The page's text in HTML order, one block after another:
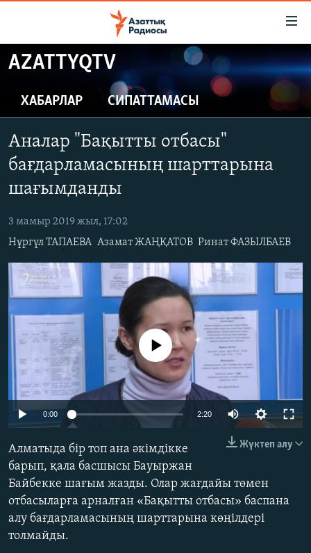
Skip
to
content
to
main
Navigation
Skip
Search
ЖАҢАЛЫҚТАР
САЯСАТ
ҚАҢТАР ОҚИҒАСЫ
АДАМ ҚҰҚЫҚТАРЫ
ӘЛЕМ
АРНАЙЫ ЖОБАЛАР
Русский
ЖАЗЫЛЫҢЫЗ
Басқа тілдерде
AZATTYQTV
ХАБАРЛАР СИПАТТАМАСЫ
Аналар "Бақытты отбасы"
бағдарламасының шарттарына
шағымданды
3 мамыр 2019 жыл, 17:02
Нұргүл ТАПАЕВА Азамат ЖАҢҚАТОВ Ринат ФАЗЫЛБАЕВ
No media source currently available
0:00 2:20
Жүктеп алу
Алматыда бір топ ана әкімдікке
барып, қала басшысы Бауыржан
Байбекке шағым жазды. Олар жағдайы төмен
отбасыларға арналған «Бақытты отбасы» баспана
алу бағдарламасының шарттарына көңілдері
толмайды.